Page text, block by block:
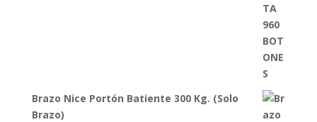
Brazo Nice Portón Batiente 300 Kg. (Solo
Brazo)